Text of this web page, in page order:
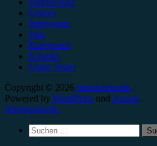
Datenschutz
Genres
Impressum
Jobs
Kategorien
Kontakt
Unser Team
Copyright © 2026 minutenmusik..
Powered by WordPress und Arouse.
minutenmusik.
Suchen
nach: